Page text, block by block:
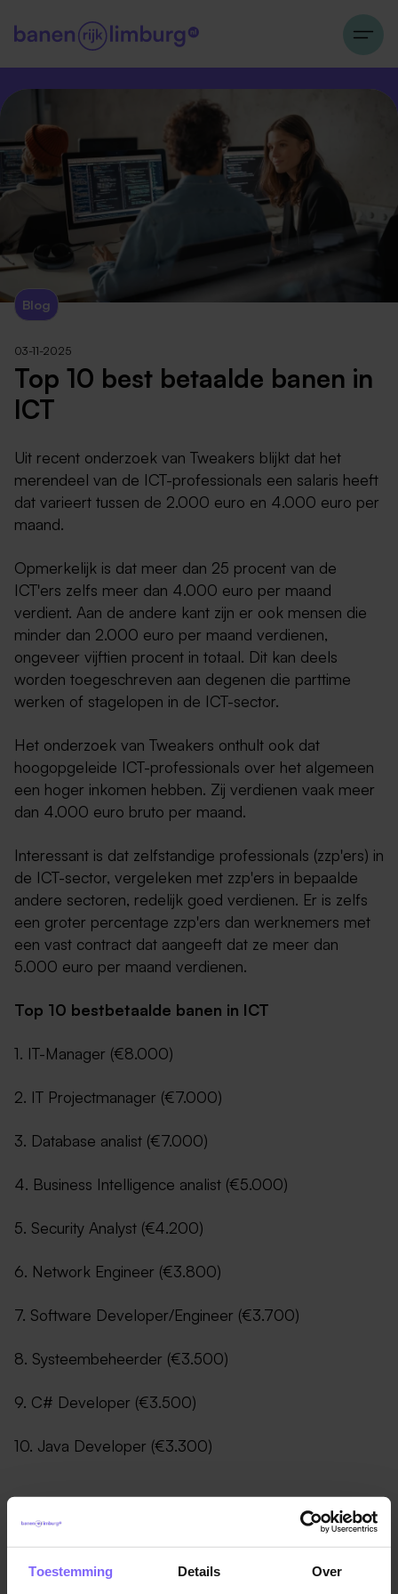
Toestemming Details Over
Blog
03-11-2025
Top 10 best betaalde banen in
ICT
Uit recent onderzoek van Tweakers blijkt dat het
merendeel van de ICT-professionals een salaris heeft
dat varieert tussen de 2.000 euro en 4.000 euro per
maand.
Opmerkelijk is dat meer dan 25 procent van de
ICT'ers zelfs meer dan 4.000 euro per maand
verdient. Aan de andere kant zijn er ook mensen die
minder dan 2.000 euro per maand verdienen,
ongeveer vijftien procent in totaal. Dit kan deels
worden toegeschreven aan degenen die parttime
werken of stagelopen in de ICT-sector.
Het onderzoek van Tweakers onthult ook dat
hoogopgeleide ICT-professionals over het algemeen
een hoger inkomen hebben. Zij verdienen vaak meer
dan 4.000 euro bruto per maand.
Interessant is dat zelfstandige professionals (zzp'ers) in
de ICT-sector, vergeleken met zzp'ers in bepaalde
andere sectoren, redelijk goed verdienen. Er is zelfs
een groter percentage zzp'ers dan werknemers met
een vast contract dat aangeeft dat ze meer dan
5.000 euro per maand verdienen.
Top 10 bestbetaalde banen in ICT
1. IT-Manager (€8.000)
2. IT Projectmanager (€7.000)
3. Database analist (€7.000)
4. Business Intelligence analist (€5.000)
5. Security Analyst (€4.200)
6. Network Engineer (€3.800)
7. Software Developer/Engineer (€3.700)
8. Systeembeheerder (€3.500)
9. C# Developer (€3.500)
10. Java Developer (€3.300)
Zoek jij nou nog een baan in ICT? Bekijk dan ICT